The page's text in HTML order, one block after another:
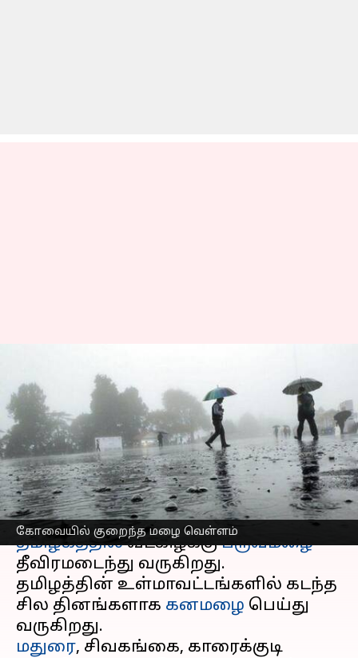
கோவையில் குறைந்த மழை வெள்ளம்
மழை வெள்ளம்: பள்ளி,
கல்லூரிகள் வழக்கம்
போல செயல்படும்
எழுதியவர் Venkatalakshmi V Oct 14, 2024 08:32 am
செய்தி முன்னோட்டம்
தமிழகத்தில்வடகிழக்குபருவமழை
தீவிரமடைந்து வருகிறது.
தமிழத்தின் உள்மாவட்டங்களில் கடந்த
சில தினங்களாக கனமழை பெய்து
மதுரை, சிவகங்கை, காரைக்குடி